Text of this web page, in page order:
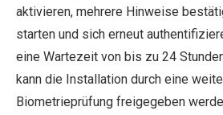
aktivieren, mehrere Hinweise
starten und sich erneut
eine Wartezeit von bis zu 24
kann die Installation durch eine
Biometrieprüfung freigegeben